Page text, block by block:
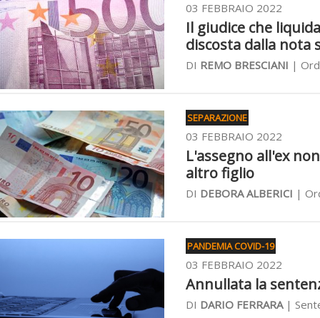
03 FEBBRAIO 2022
Il giudice che
discosta dalla nota
DI REMO BRESCIANI |
SEPARAZIONE
03 FEBBRAIO 2022
L'assegno all'ex
altro figlio
DI DEBORA ALBERICI |
PANDEMIA COVID-19
03 FEBBRAIO 2022
Annullata la
DI DARIO FERRARA|